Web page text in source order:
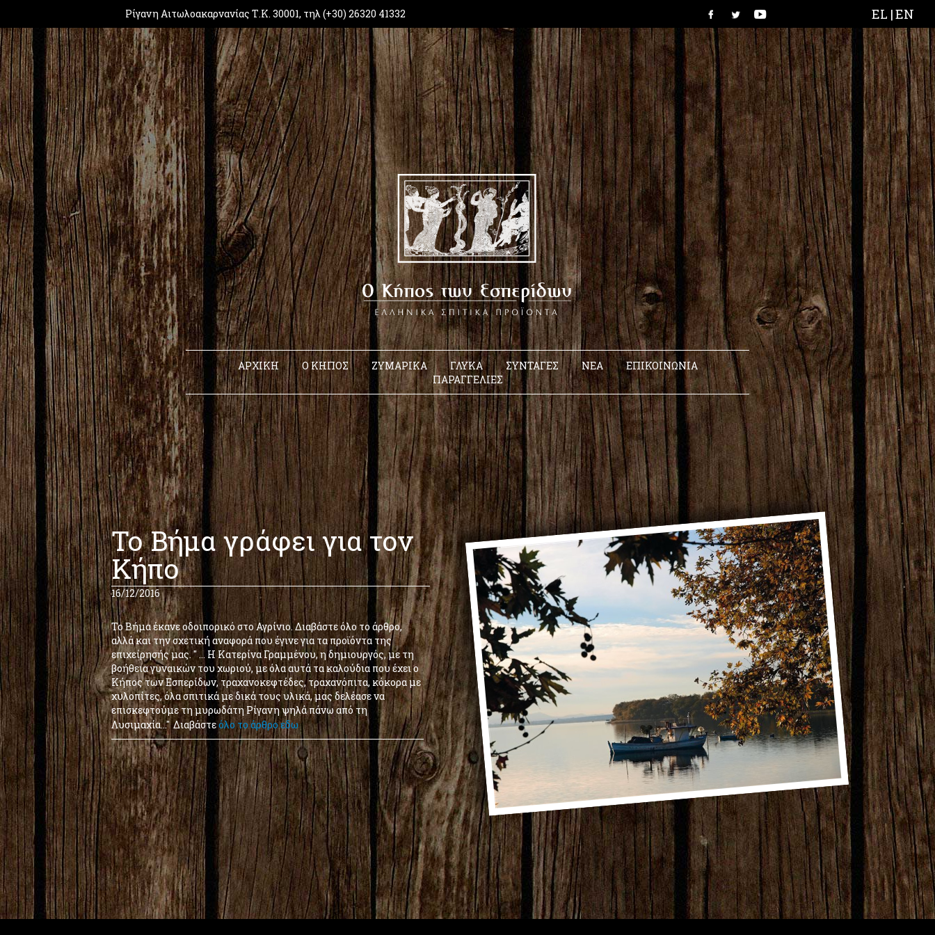
Ρίγανη Αιτωλοακαρνανίας Τ.Κ. 30001, τηλ (+30) 26320 41332 EL |EN
ΑΡΧΙΚΗ Ο ΚΗΠΟΣ ΖΥΜΑΡΙΚΑ ΓΛΥΚΑ ΣΥΝΤΑΓΕΣ ΝΕΑ
ΕΠΙΚΟΙΝΩΝΙΑ
ΠΑΡΑΓΓΕΛΙΕΣ
Το Βήμα γράφει για τον
Κήπο
16/12/2016
Το Βήμα έκανε οδοιπορικό στο Αγρίνιο. Διαβάστε όλο το άρθρο,
αλλά και την σχετική αναφορά που έγινε για τα προϊόντα της
επιχείρησής μας. '' ... Η Κατερίνα Γραμμένου, η δημιουργός, με τη
βοήθεια γυναικών του χωριού, με όλα αυτά τα καλούδια που έχει ο
Κήπος των Εσπερίδων, τραχανοκεφτέδες, τραχανόπιτα, κόκορα με
χυλοπίτες, όλα σπιτικά με δικά τους υλικά, μας δελέασε να
επισκεφτούμε τη μυρωδάτη Ρίγανη ψηλά πάνω από τη
Λυσιμαχία...'' Διαβάστεόλο το άρθρο εδω